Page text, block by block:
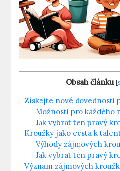
Obsah článku [
Získejte nové dovednosti
Možnosti pro každého
Jak vybrat ten pravý
Kroužky jako cesta k
Výhody zájmových
Jak vybrat ten pravý
Význam zájmových